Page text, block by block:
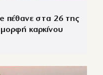
πέθανε στα 26 της
καρκίνου